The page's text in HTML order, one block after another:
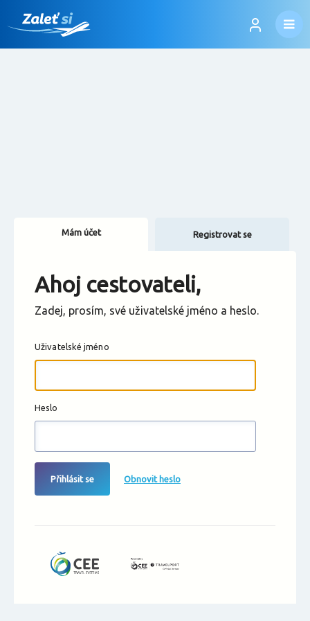
Změnit měnu
Mám účet Registrovat se
Ahoj cestovateli,
Zadej, prosím, své uživatelské jméno a heslo.
Uživatelské jméno
Heslo
Přihlásit se Obnovit heslo